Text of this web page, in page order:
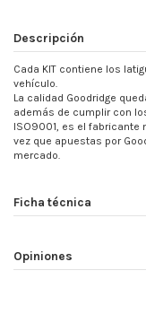
Descripción
Cada KIT contiene los
vehículo.
La calidad Goodridge
además de cumplir con
ISO9001, es el fabricante
vez que apuestas por
mercado.
Ficha técnica
Opiniones